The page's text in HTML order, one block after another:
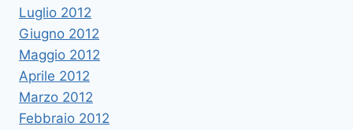
Luglio 2012
Giugno 2012
Maggio 2012
Aprile 2012
Marzo 2012
Febbraio 2012